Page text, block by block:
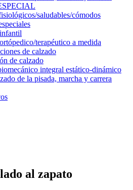
saludables/cómodos
terapéutico a medida
de calzado
de calzado
integral estático-dinámico
de la pisada, marcha y carrera
al zapato